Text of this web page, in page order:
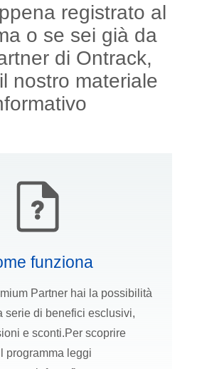
registrato al
o se sei già da
di Ontrack,
nostro materiale
funziona
Partner hai la possibilità
serie di benefici esclusivi,
e sconti.Per scoprire
programma leggi